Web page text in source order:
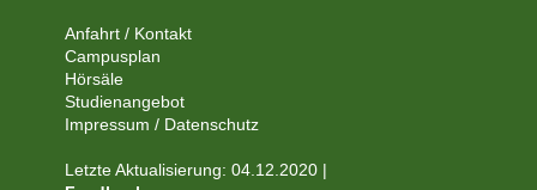
Anfahrt / Kontakt
Campusplan
Hörsäle
Studienangebot
Impressum / Datenschutz
Letzte Aktualisierung: 04.12.2020 |